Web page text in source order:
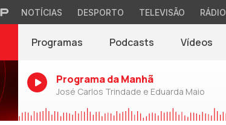
NOTÍCIAS DESPORTO TELEVISÃO RÁDIO
Programas Podcasts Vídeos
Programa da Manhã
José Carlos Trindade e Eduarda Maio